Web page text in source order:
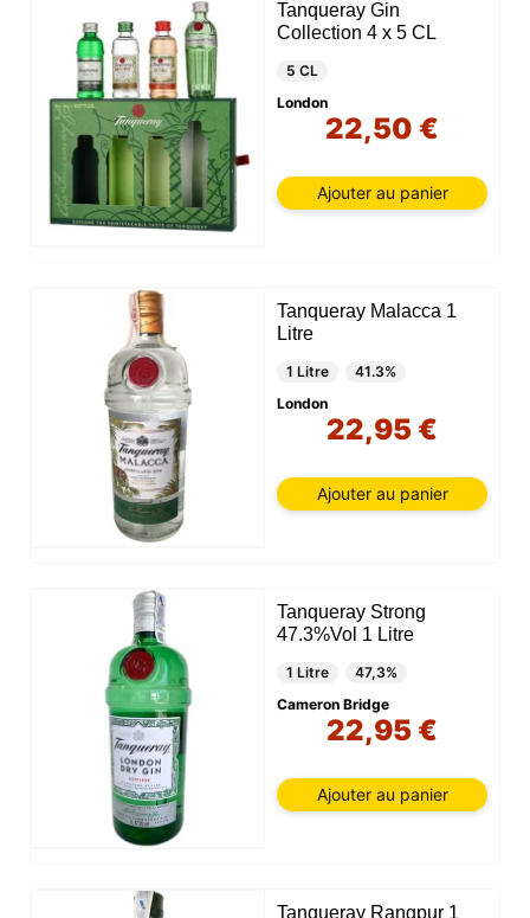
Tanqueray Gin
Collection 4 x 5 CL
5 CL
London
22,50 €
Ajouter au panier
Tanqueray Malacca 1
Litre
1 Litre
41.3%
London
22,95 €
Ajouter au panier
Tanqueray Strong
47.3%Vol 1 Litre
1 Litre
47,3%
Cameron Bridge
22,95 €
Ajouter au panier
Tanqueray Rangpur 1